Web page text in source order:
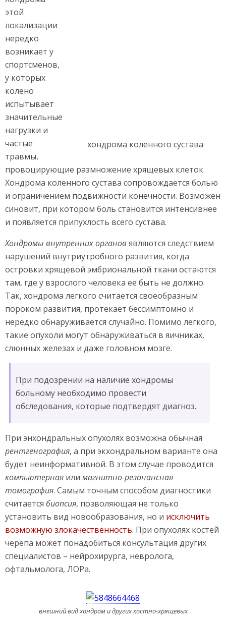
хондрома коленного сустава
этой
локализации
нередко
возникает у
спортсменов,
у которых
колено
испытывает
значительные
нагрузки и
частые
травмы,
провоцирующие размножение хрящевых клеток.
Хондрома коленного сустава сопровождается болью
и ограничением подвижности конечности. Возможен
синовит, при котором боль становится интенсивнее
и появляется припухлость всего сустава.
Хондромы внутренних органов являются следствием
нарушений внутриутробного развития, когда
островки хрящевой эмбриональной ткани остаются
там, где у взрослого человека ее быть не должно.
Так, хондрома легкого считается своеобразным
пороком развития, протекает бессимптомно и
нередко обнаруживается случайно. Помимо легкого,
такие опухоли могут обнаруживаться в яичниках,
слюнных железах и даже головном мозге.
При подозрении на наличие хондромы
больному необходимо провести
обследования, которые подтвердят диагноз.
При энхондральных опухолях возможна обычная
рентгенография, а при экхондральном варианте она
будет неинформативной. В этом случае проводится
компьютерная или магнитно-резонансная
томография. Самым точным способом диагностики
считается биопсия, позволяющая не только
установить вид новообразования, но и исключить
возможную злокачественность. При опухолях костей
черепа может понадобиться консультация других
специалистов – нейрохирурга, невролога,
офтальмолога, ЛОРа.
внешний вид хондром и других костно-хрящевых